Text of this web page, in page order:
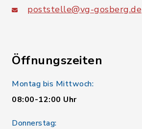
poststelle@vg-gosberg.de
Öffnungszeiten
Montag bis Mittwoch:
08:00-12:00 Uhr
Donnerstag: